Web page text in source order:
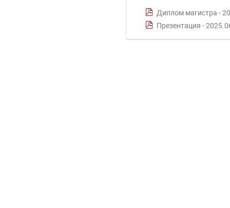
Диплом магистра -
Презентация -